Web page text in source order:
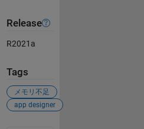
Release
R2021a
Tags
メモリ不足
app designer